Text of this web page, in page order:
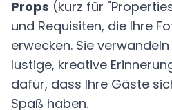
Props (kurz für
und Requisiten, die Ihre
erwecken. Sie
lustige, kreative
dafür, dass Ihre Gäste
Spaß haben.